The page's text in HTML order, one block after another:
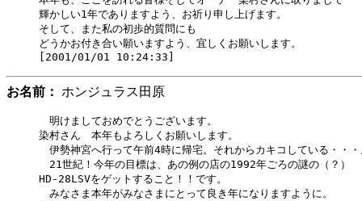
輝かしい1年でありますよう、お祈り申し上げます。
そして、また私の初歩的質問にも
どうかお付き合い願いますよう、宜しくお願いします。
お名前： ホンジュラス田原
明けましておめでとうございます。
染村さん　本年もよろしくお願いします。
伊勢神宮へ行って午前4時に帰宅。それからカキコしている・・
21世紀！今年の目標は、あの例の店の1992年ごろの謎の（？）
HD-28LSVをゲットすること！！です。
みなさま本年がみなさまにとって良き年になりますように。